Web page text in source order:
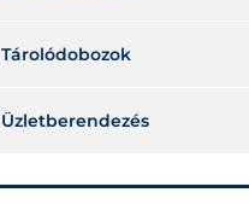
Tárolódobozok
Üzletberendezés